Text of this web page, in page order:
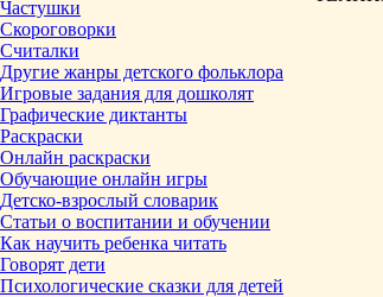
Частушки
Скороговорки
Считалки
Другие жанры детского фольклора
Игровые задания для дошколят
Графические диктанты
Раскраски
Онлайн раскраски
Обучающие онлайн игры
Детско-взрослый словарик
Статьи о воспитании и обучении
Как научить ребенка читать
Говорят дети
Психологические сказки для детей